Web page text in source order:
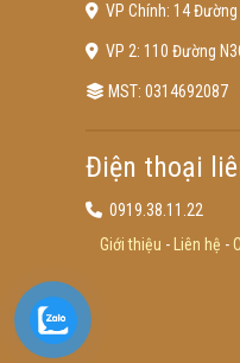
VP Chính: 14
VP 2: 110 Đường
MST: 0314692087
Điện thoại
0919.38.11.22
Giới thiệu - Liên hệ -